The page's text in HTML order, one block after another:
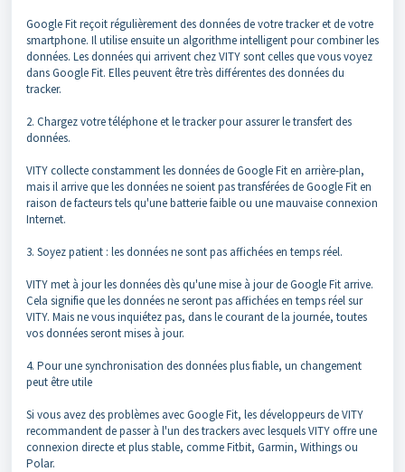
Google Fit reçoit régulièrement des données de votre tracker et de votre
smartphone. Il utilise ensuite un algorithme intelligent pour combiner les
données. Les données qui arrivent chez VITY sont celles que vous voyez
dans Google Fit. Elles peuvent être très différentes des données du
tracker.
2. Chargez votre téléphone et le tracker pour assurer le transfert des
données.
VITY collecte constamment les données de Google Fit en arrière-plan,
mais il arrive que les données ne soient pas transférées de Google Fit en
raison de facteurs tels qu'une batterie faible ou une mauvaise connexion
Internet.
3. Soyez patient : les données ne sont pas affichées en temps réel.
VITY met à jour les données dès qu'une mise à jour de Google Fit arrive.
Cela signifie que les données ne seront pas affichées en temps réel sur
VITY. Mais ne vous inquiétez pas, dans le courant de la journée, toutes
vos données seront mises à jour.
4. Pour une synchronisation des données plus fiable, un changement
peut être utile
Si vous avez des problèmes avec Google Fit, les développeurs de VITY
recommandent de passer à l'un des trackers avec lesquels VITY offre une
connexion directe et plus stable, comme Fitbit, Garmin, Withings ou
Polar.